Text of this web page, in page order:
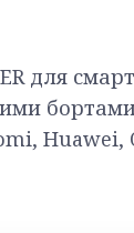
для
Huawei,